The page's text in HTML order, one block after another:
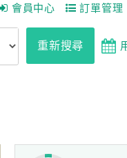
會員中心 訂單管理
重新搜尋